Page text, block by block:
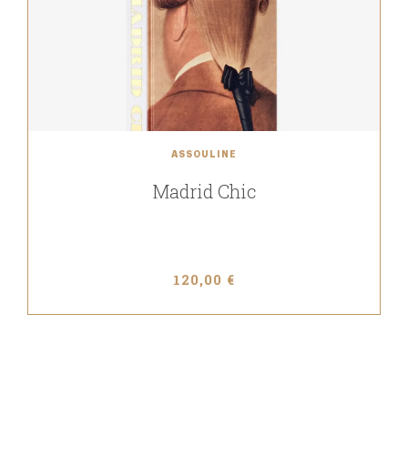
ASSOULINE
Madrid Chic
120,00 €